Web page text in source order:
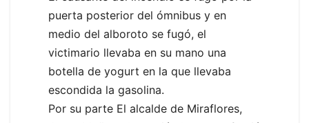
puerta posterior del ómnibus y en
medio del alboroto se fugó, el
victimario llevaba en su mano una
botella de yogurt en la que llevaba
escondida la gasolina.
Por su parte El alcalde de Miraflores,